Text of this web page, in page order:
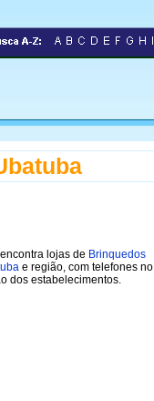
lojas de Brinquedos
e região, com telefones no
dos estabelecimentos.